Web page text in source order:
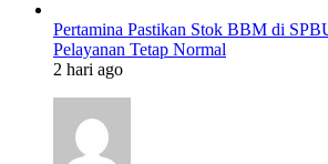
Pertamina Pastikan Stok BBM di
Pelayanan Tetap Normal
2 hari ago